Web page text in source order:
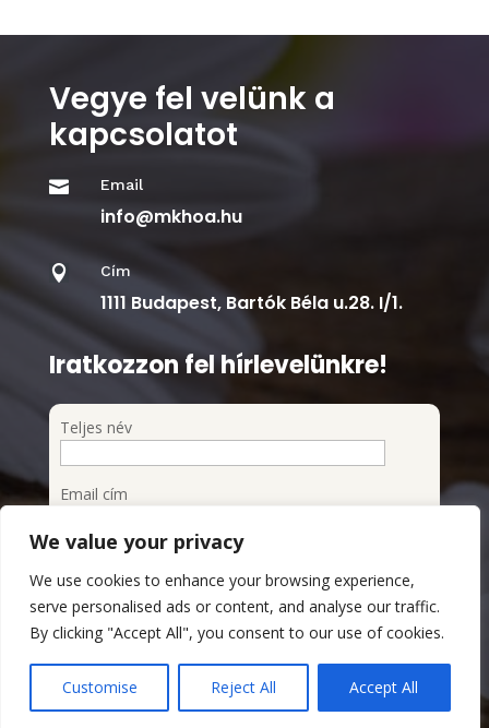
We value your privacy
We use cookies to enhance your browsing experience,
serve personalised ads or content, and analyse our traffic.
By clicking "Accept All", you consent to our use of cookies.
Customise Reject All Accept All
Vegye fel velünk a
kapcsolatot
 Email
info@mkhoa.hu
 Cím
1111 Budapest, Bartók Béla u.28. I/1.
Iratkozzon fel hírlevelünkre!
Teljes név
Email cím
Megismertem és elfogadom az Adatvédelmi
szabályzatot
Adatvédelmi Szabályzat